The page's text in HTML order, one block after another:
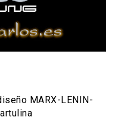
MARX-LENIN-